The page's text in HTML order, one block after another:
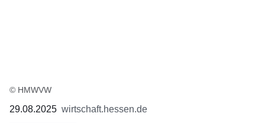
© HMWVW
29.08.2025 wirtschaft.hessen.de